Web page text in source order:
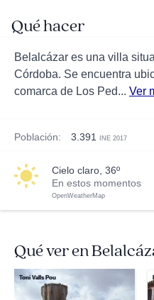
Qué hacer
Belalcázar es una villa
Córdoba. Se encuentra
comarca de Los Ped... Ver
Población: 3.391 INE 2017
cielo claro, 36º
En estos momentos
OpenWeatherMap
Qué ver en
Toni Valls Pou